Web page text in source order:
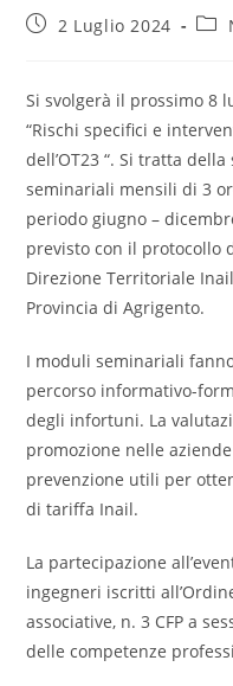
Articolo2 Luglio 2024
Si svolgerà il prossimo 8
“Rischi specifici e
dell’OT23 “. Si tratta
seminariali mensili di 3
periodo giugno –
previsto con il protocollo
Direzione Territoriale
Provincia di Agrigento.
I moduli seminariali
percorso informativo-
degli infortuni. La
promozione nelle
prevenzione utili per
di tariffa Inail.
La partecipazione
ingegneri iscritti
associative, n. 3 CFP a
delle competenze